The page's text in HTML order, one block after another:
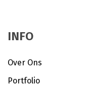
INFO
Over Ons
Portfolio